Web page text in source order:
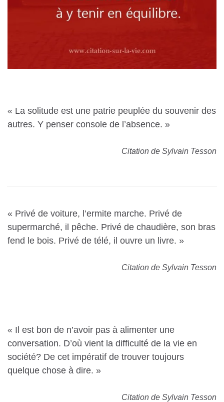
« La solitude est une patrie peuplée du souvenir des
autres. Y penser console de l’absence. »
Citation de Sylvain Tesson
« Privé de voiture, l’ermite marche. Privé de
supermarché, il pêche. Privé de chaudière, son bras
fend le bois. Privé de télé, il ouvre un livre. »
Citation de Sylvain Tesson
« Il est bon de n’avoir pas à alimenter une
conversation. D’où vient la difficulté de la vie en
société? De cet impératif de trouver toujours
quelque chose à dire. »
Citation de Sylvain Tesson